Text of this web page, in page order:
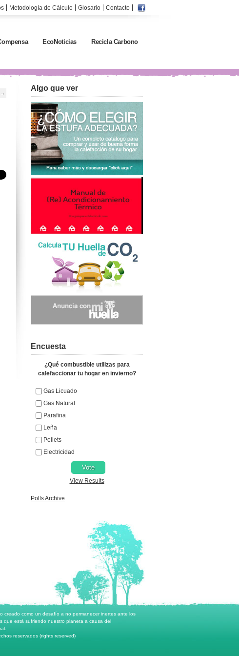
Metodología de Cálculo Glosario Contacto
EcoNoticias Recicla Carbono
→
Algo que ver
Encuesta
¿Qué combustible utilizas para
calefaccionar tu hogar en invierno?
Gas Licuado
Gas Natural
Parafina
Leña
Pellets
Electricidad
View Results
Polls Archive
creado como un desafío a no permanecer inertes ante los
que está sufriendo nuestro planeta a causa del
reservados (rights reserved)